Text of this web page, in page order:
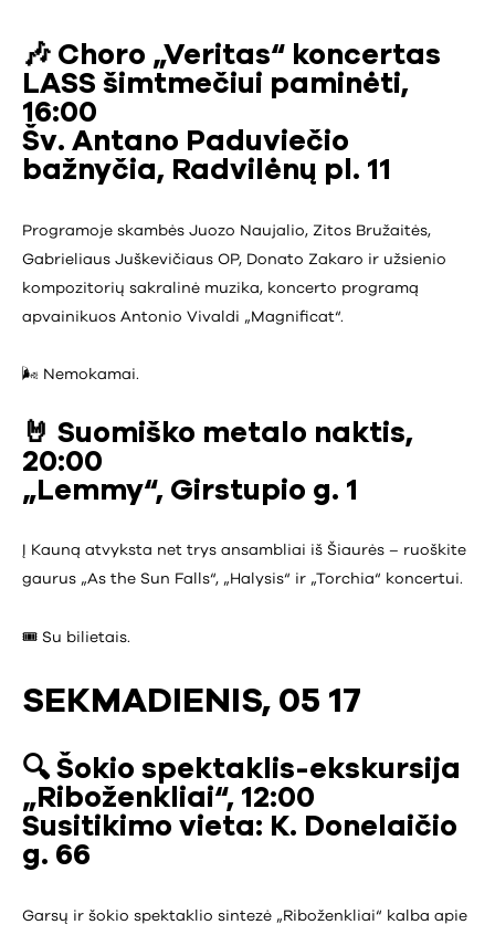
🎶 Choro „Veritas“ koncertas
LASS šimtmečiui paminėti,
16:00
Šv. Antano Paduviečio
bažnyčia, Radvilėnų pl. 11
Programoje skambės Juozo Naujalio, Zitos Bružaitės,
Gabrieliaus Juškevičiaus OP, Donato Zakaro ir užsienio
kompozitorių sakralinė muzika, koncerto programą
apvainikuos Antonio Vivaldi „Magnificat“.
🌬️ Nemokamai.
🤘 Suomiško metalo naktis,
20:00
„Lemmy“, Girstupio g. 1
Į Kauną atvyksta net trys ansambliai iš Šiaurės – ruoškite
gaurus „As the Sun Falls“, „Halysis“ ir „Torchia“ koncertui.
🎟️ Su bilietais.
SEKMADIENIS, 05 17
🔍 Šokio spektaklis-ekskursija
„Riboženkliai“, 12:00
Susitikimo vieta: K. Donelaičio
g. 66
Garsų ir šokio spektaklio sintezė „Riboženkliai“ kalba apie